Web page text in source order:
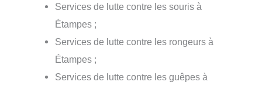
Services de lutte contre les souris à
Étampes ;
Services de lutte contre les rongeurs à
Étampes ;
Services de lutte contre les guêpes à